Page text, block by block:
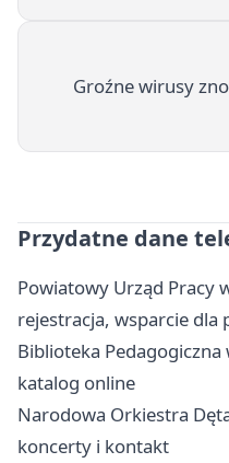
Groźne wirusy
Przydatne dane
Powiatowy Urząd Pracy
rejestracja, wsparcie dla
Biblioteka Pedagogiczna
katalog online
Narodowa Orkiestra
koncerty i kontakt